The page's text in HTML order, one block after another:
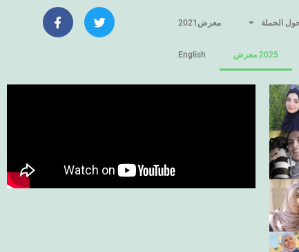
معرض2021
2025 معرض English